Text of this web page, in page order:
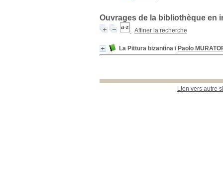
Ouvrages de la bibliothèque en
Affiner la recherche
La Pittura bizantina / Paolo
Lien vers autre